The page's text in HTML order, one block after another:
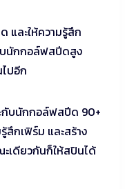
และให้ความรู้สึก
บนักกอล์ฟสปีดสูง
ปอีก
กับนักกอล์ฟสปีด 90+
สึกเฟิร์ม และสร้าง
ะเดียวกันก็ให้สปินได้